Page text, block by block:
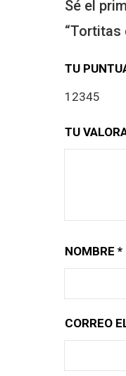
Sé el
“Tortitas
TU
1 2345
TU
NOMBRE*
CORREO